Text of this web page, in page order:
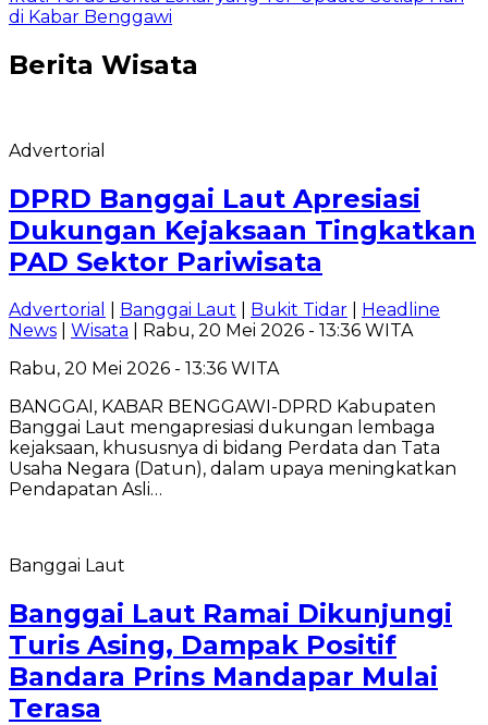
di Kabar Benggawi
Berita Wisata
Advertorial
DPRD Banggai Laut Apresiasi
Dukungan Kejaksaan Tingkatkan
PAD Sektor Pariwisata
Advertorial Banggai Laut Bukit Tidar
Headline
News
Wisata | Rabu, 20 Mei 2026 - 13:36 WITA
Rabu, 20 Mei 2026 - 13:36 WITA
BANGGAI, KABAR BENGGAWI-DPRD Kabupaten
Banggai Laut mengapresiasi dukungan lembaga
kejaksaan, khususnya di bidang Perdata dan Tata
Usaha Negara (Datun), dalam upaya meningkatkan
Pendapatan Asli…
Banggai Laut
Banggai Laut Ramai Dikunjungi
Turis Asing, Dampak Positif
Bandara Prins Mandapar Mulai
Terasa